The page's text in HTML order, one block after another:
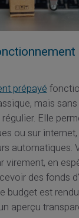
prépayé
mais
Elle
ou sur
automatiques.
virement, en
des fonds
budget est rendu
aperçu